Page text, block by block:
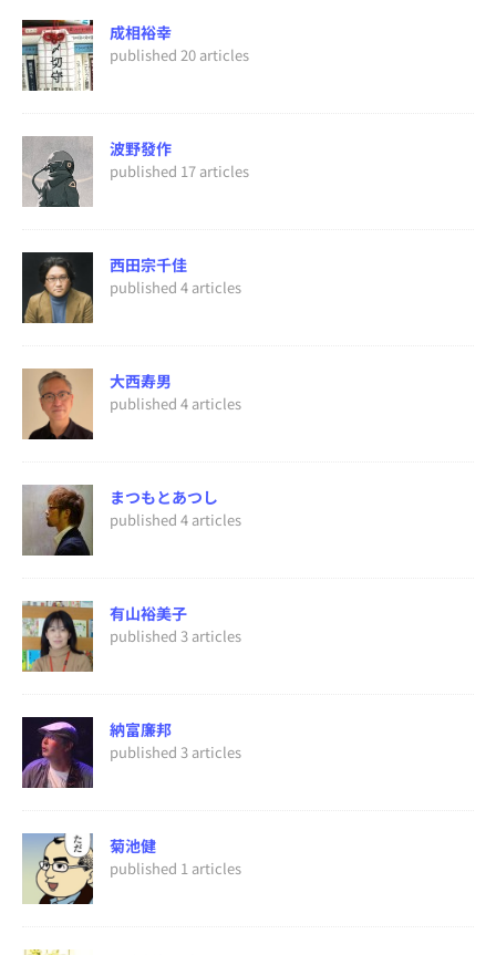
成相裕幸
published 20 articles
波野發作
published 17 articles
西田宗千佳
published 4 articles
大西寿男
published 4 articles
まつもとあつし
published 4 articles
有山裕美子
published 3 articles
納富廉邦
published 3 articles
菊池健
published 1 articles